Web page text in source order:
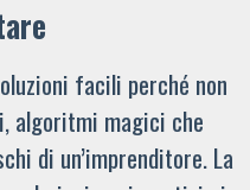
facili perché non
algoritmi magici che
di un’imprenditore. La